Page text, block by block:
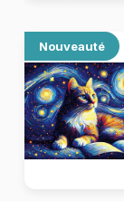
Nouveauté